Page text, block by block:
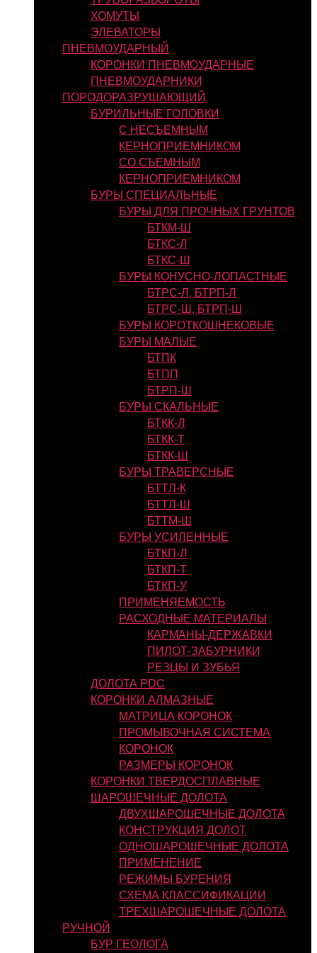
ХОМУТЫ
ЭЛЕВАТОРЫ
ПНЕВМОУДАРНЫЙ
КОРОНКИ ПНЕВМОУДАРНЫЕ
ПНЕВМОУДАРНИКИ
ПОРОДОРАЗРУШАЮЩИЙ
БУРИЛЬНЫЕ ГОЛОВКИ
С НЕСЪЕМНЫМ
КЕРНОПРИЕМНИКОМ
СО СЪЕМНЫМ
КЕРНОПРИЕМНИКОМ
БУРЫ СПЕЦИАЛЬНЫЕ
БУРЫ ДЛЯ ПРОЧНЫХ ГРУНТОВ
БТКМ-Ш
БТКС-Л
БТКС-Ш
БУРЫ КОНУСНО-ЛОПАСТНЫЕ
БТРС-Л, БТРП-Л
БТРС-Ш, БТРП-Ш
БУРЫ КОРОТКОШНЕКОВЫЕ
БУРЫ МАЛЫЕ
БТПК
БТПП
БТРП-Ш
БУРЫ СКАЛЬНЫЕ
БТКК-Л
БТКК-Т
БТКК-Ш
БУРЫ ТРАВЕРСНЫЕ
БТТЛ-К
БТТЛ-Ш
БТТМ-Ш
БУРЫ УСИЛЕННЫЕ
БТКП-Л
БТКП-Т
БТКП-У
ПРИМЕНЯЕМОСТЬ
РАСХОДНЫЕ МАТЕРИАЛЫ
КАРМАНЫ-ДЕРЖАВКИ
ПИЛОТ-ЗАБУРНИКИ
РЕЗЦЫ И ЗУБЬЯ
ДОЛОТА PDC
КОРОНКИ АЛМАЗНЫЕ
МАТРИЦА КОРОНОК
ПРОМЫВОЧНАЯ СИСТЕМА
КОРОНОК
РАЗМЕРЫ КОРОНОК
КОРОНКИ ТВЕРДОСПЛАВНЫЕ
ШАРОШЕЧНЫЕ ДОЛОТА
ДВУХШАРОШЕЧНЫЕ ДОЛОТА
КОНСТРУКЦИЯ ДОЛОТ
ОДНОШАРОШЕЧНЫЕ ДОЛОТА
ПРИМЕНЕНИЕ
РЕЖИМЫ БУРЕНИЯ
СХЕМА КЛАССИФИКАЦИИ
ТРЕХШАРОШЕЧНЫЕ ДОЛОТА
РУЧНОЙ
БУР ГЕОЛОГА